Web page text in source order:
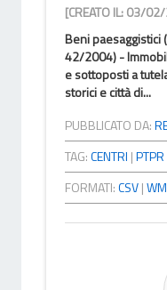
[CREATO IL: 03/
Beni paesaggistici
42/2004) -
e sottoposti a
storici e città di...
PUBBLICATO DA:
TAG:CENTRI |PTPR
FORMATI:CSV|